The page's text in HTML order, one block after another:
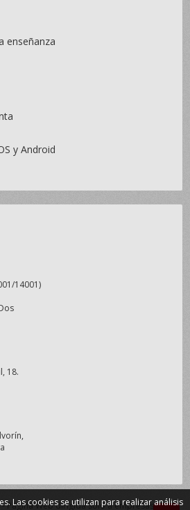
enseñanza
y Android
14001)
18.
- Página Web dirigida sólo a empresas y
Las cookies se utilizan para realizar análisis